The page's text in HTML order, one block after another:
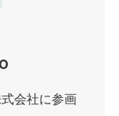
会社に参画